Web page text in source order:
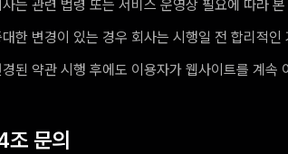
사는 관련 법령 또는 서비스 운영상 필요에 따라
한 변경이 있는 경우 회사는 시행일 전 합리적
경된 약관 시행 후에도 이용자가 웹사이트를 계속
조 문의